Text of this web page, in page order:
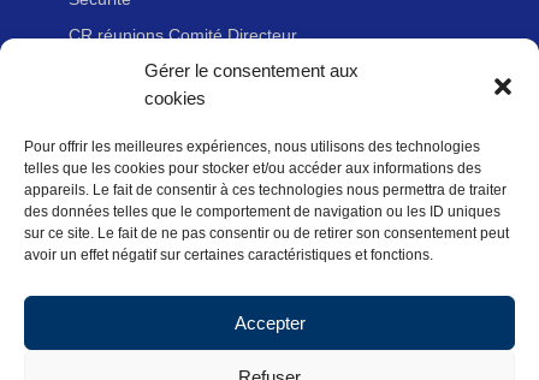
Gérer le consentement aux
cookies
Pour offrir les meilleures expériences, nous utilisons des technologies
telles que les cookies pour stocker et/ou accéder aux informations des
appareils. Le fait de consentir à ces technologies nous permettra de traiter
des données telles que le comportement de navigation ou les ID uniques
sur ce site. Le fait de ne pas consentir ou de retirer son consentement peut
avoir un effet négatif sur certaines caractéristiques et fonctions.
Accepter
CR réunions Comité Directeur
Adhérer à la Fédération Française de cyclotourisme
Nous contacter
Newsletter
Mentions légales
Politique des données personnelles
Politique de cookies (UE)